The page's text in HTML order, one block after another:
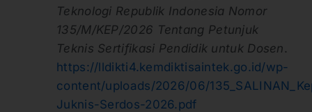
Teknologi Republik Indonesia Nomor
135/M/KEP/2026 Tentang Petunjuk
Teknis Sertifikasi Pendidik untuk Dosen .
https://lldikti4.kemdiktisaintek.go.id/wp-
content/uploads/2026/06/
Juknis-Serdos-2026.pdf